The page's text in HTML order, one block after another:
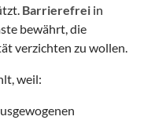
Barrierefrei in
bewährt, die
verzichten zu wollen.
weil: